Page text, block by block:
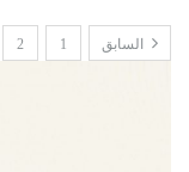
السابق 1
2